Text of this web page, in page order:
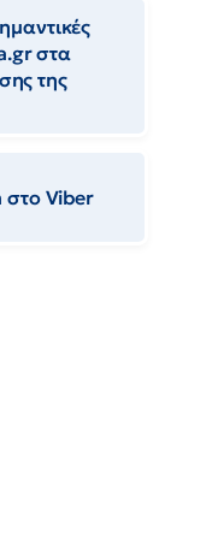
στα
της
στο Viber